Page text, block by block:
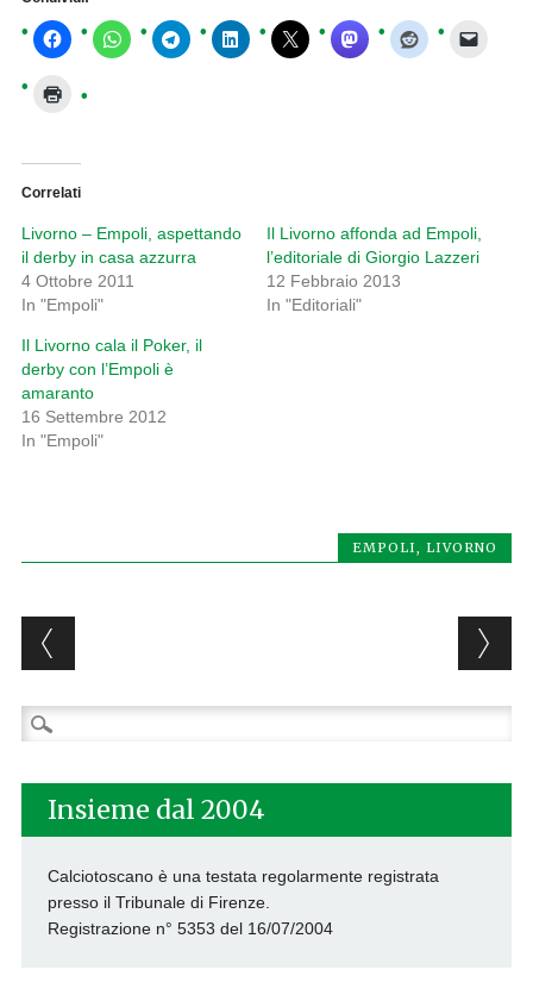
Correlati
Livorno – Empoli, aspettando
il derby in casa azzurra
4 Ottobre 2011
In "Empoli"
Il Livorno affonda ad Empoli,
l’editoriale di Giorgio Lazzeri
12 Febbraio 2013
In "Editoriali"
Il Livorno cala il Poker, il
derby con l’Empoli è
amaranto
16 Settembre 2012
In "Empoli"
EMPOLI, LIVORNO
Post navigation
Ricerca
per:
Insieme dal 2004
Calciotoscano è una testata regolarmente registrata
presso il Tribunale di Firenze.
Registrazione n° 5353 del 16/07/2004